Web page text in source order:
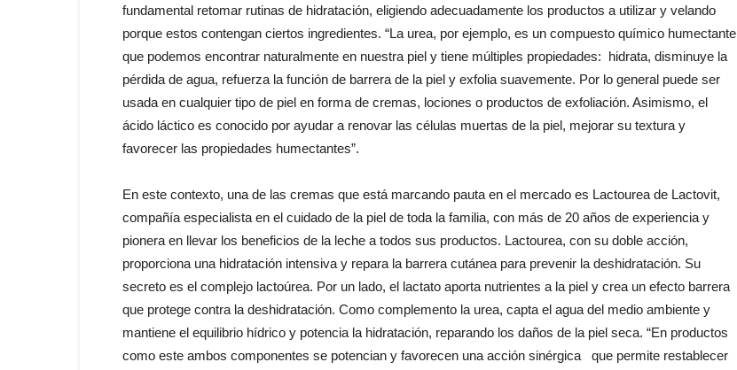
fundamental retomar rutinas de hidratación, eligiendo adecuadamente los productos a utilizar y velando
porque estos contengan ciertos ingredientes. “La urea, por ejemplo, es un compuesto químico humectante
que podemos encontrar naturalmente en nuestra piel y tiene múltiples propiedades: hidrata, disminuye la
pérdida de agua, refuerza la función de barrera de la piel y exfolia suavemente. Por lo general puede ser
usada en cualquier tipo de piel en forma de cremas, lociones o productos de exfoliación. Asimismo, el
ácido láctico es conocido por ayudar a renovar las células muertas de la piel, mejorar su textura y
favorecer las propiedades humectantes”.
En este contexto, una de las cremas que está marcando pauta en el mercado es Lactourea de Lactovit,
compañía especialista en el cuidado de la piel de toda la familia, con más de 20 años de experiencia y
pionera en llevar los beneficios de la leche a todos sus productos. Lactourea, con su doble acción,
proporciona una hidratación intensiva y repara la barrera cutánea para prevenir la deshidratación. Su
secreto es el complejo lactoúrea. Por un lado, el lactato aporta nutrientes a la piel y crea un efecto barrera
que protege contra la deshidratación. Como complemento la urea, capta el agua del medio ambiente y
mantiene el equilibrio hídrico y potencia la hidratación, reparando los daños de la piel seca. “En productos
como este ambos componentes se potencian y favorecen una acción sinérgica que permite restablecer